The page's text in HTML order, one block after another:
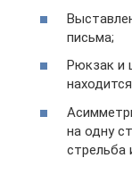
письма;
Рюкзак и
на одну
стрельба